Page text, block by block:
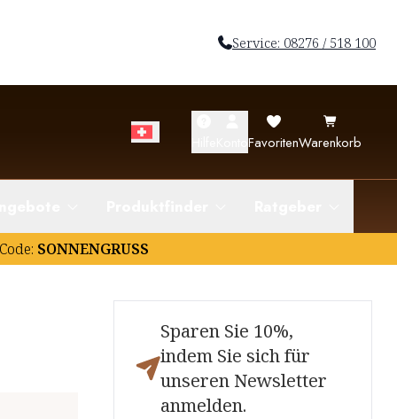
Service: 08276 / 518 100
FavoritenWarenkorb
SONNENGRUSS
Sparen Sie 10%,
indem Sie sich für
unseren Newsletter
anmelden.